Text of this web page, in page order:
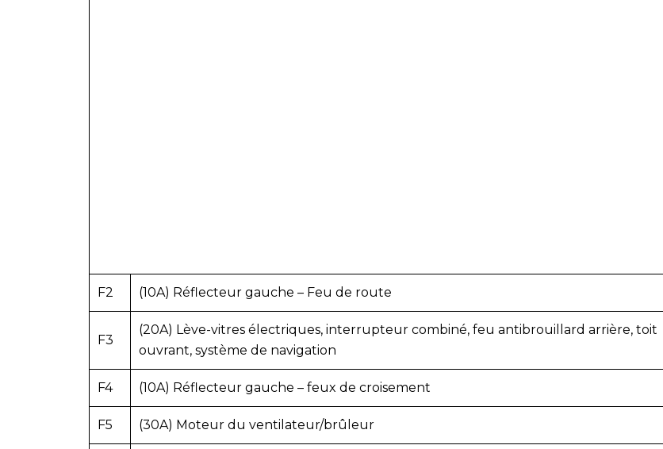
F2 (10A) Réflecteur gauche – Feu de route
F3
(20A) Lève-vitres électriques, interrupteur combiné, feu antibrouillard arrière, toit
ouvrant, système de navigation
F4 (10A) Réflecteur gauche – feux de croisement
F5 (30A) Moteur du ventilateur/brûleur